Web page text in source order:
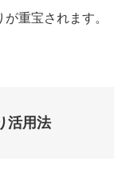
重宝されます。
活用法